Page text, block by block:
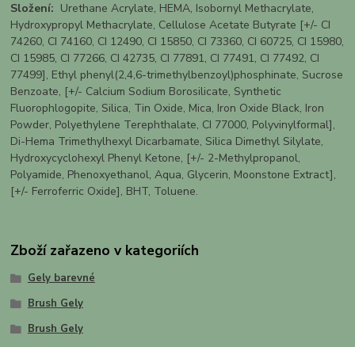
Složení: Urethane Acrylate, HEMA, Isobornyl Methacrylate,
Hydroxypropyl Methacrylate, Cellulose Acetate Butyrate [+/- CI
74260, CI 74160, CI 12490, CI 15850, CI 73360, CI 60725, CI 15980,
CI 15985, CI 77266, CI 42735, CI 77891, CI 77491, CI 77492, CI
77499], Ethyl phenyl(2,4,6-trimethylbenzoyl)phosphinate, Sucrose
Benzoate, [+/- Calcium Sodium Borosilicate, Synthetic
Fluorophlogopite, Silica, Tin Oxide, Mica, Iron Oxide Black, Iron
Powder, Polyethylene Terephthalate, CI 77000, Polyvinylformal],
Di-Hema Trimethylhexyl Dicarbamate, Silica Dimethyl Silylate,
Hydroxycyclohexyl Phenyl Ketone, [+/- 2-Methylpropanol,
Polyamide, Phenoxyethanol, Aqua, Glycerin, Moonstone Extract],
[+/- Ferroferric Oxide], BHT, Toluene.
Zboží zařazeno v kategoriích
Gely barevné
Brush Gely
Brush Gely